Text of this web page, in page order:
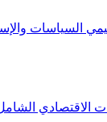
السياسات
الاقتصادي